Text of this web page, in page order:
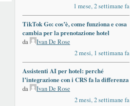
1 mese, 2 settimane fa
TikTok Go: cos’è, come funziona e cosa
cambia per la prenotazione hotel
da
Ivan De Rose
2 mesi, 1 settimana fa
Assistenti AI per hotel: perché
l’integrazione con i CRS fa la differenza
da
Ivan De Rose
2 mesi, 2 settimane fa